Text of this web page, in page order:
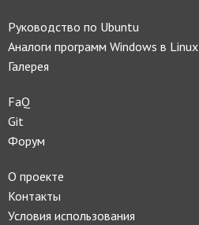
Руководство по Ubuntu
Аналоги программ Windows в Linux
Галерея
FaQ
Git
Форум
О проекте
Контакты
Условия использования